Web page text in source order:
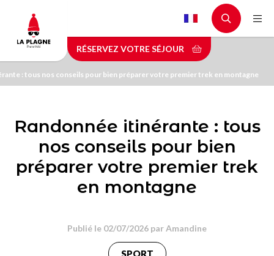
contenu
principal
RÉSERVEZ VOTRE SÉJOUR
: tous nos conseils pour bien préparer votre premier trek en montagne
Randonnée itinérante : tous
nos conseils pour bien
préparer votre premier trek
en montagne
Publié le 02/07/2026 parAmandine
SPORT